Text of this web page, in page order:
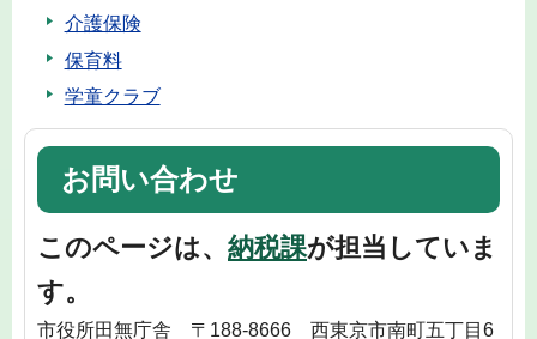
介護保険
保育料
学童クラブ
お問い合わせ
このページは、 納税課が担当していま
す。
市役所田無庁舎 〒188-8666 西東京市南町五丁目6